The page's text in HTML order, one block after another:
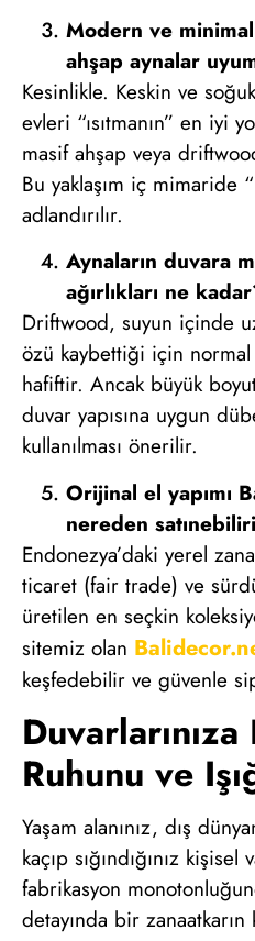
Modern ve
ahşap aynalar
Kesinlikle. Keskin ve
evleri “ısıtmanın” en iyi
masif ahşap veya
Bu yaklaşım iç mimaride
adlandırılır.
Aynaların duvara
ağırlıkları ne
Driftwood, suyun içinde
özü kaybettiği için
hafiftir. Ancak büyük
duvar yapısına uygun
kullanılması önerilir.
Orijinal el yapımı
nereden
Endonezya’daki yerel
ticaret (fair trade) ve
üretilen en seçkin
sitemiz olan
keşfedebilir ve güvenle
Duvarlarınıza
Ruhunu ve
Yaşam alanınız, dış
kaçıp sığındığınız kişisel
fabrikasyon
detayında bir zanaatkarın